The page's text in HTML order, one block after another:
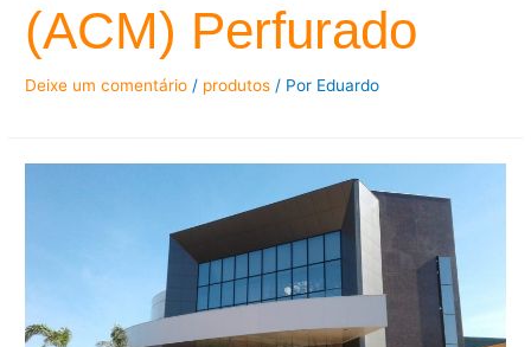
(ACM) Perfurado
Deixe um comentário / produtos / Por Eduardo